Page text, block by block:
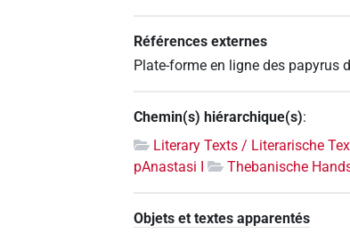
Références externes
Plate-forme en ligne des papyrus
Chemin(s) hiérarchique(s):
Literary Texts / Literarische
pAnastasi I
Thebanische
Objets et textes apparentés